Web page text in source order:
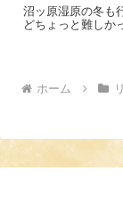
沼ッ原湿原の冬も
どちょっと難しか
ホーム